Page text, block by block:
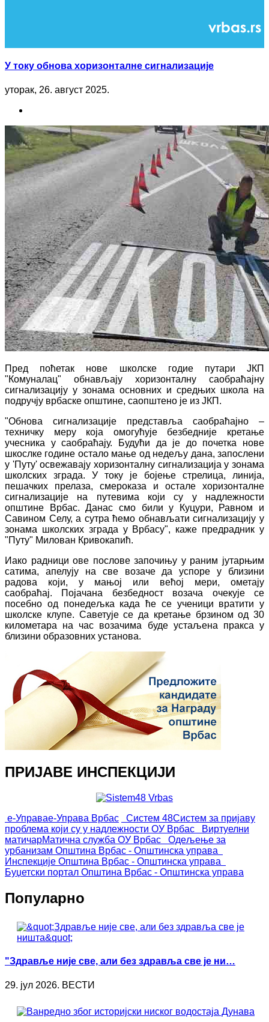
У току обнова хоризонталне сигнализације
уторак, 26. август 2025.
Пред поћетак нове школске годие путари ЈКП
"Комуналац" обнављају хоризонталну саобраћајну
сигнализацију у зонама основних и средњих школа на
подручју врбаске општине, саопштено је из ЈКП.
"Обнова сигнализације представља саобраћајно –
техничку меру која омогућује безбедније кретање
учесника у саобраћају. Будући да је до почетка нове
шкослке године остало мање од недељу дана, запослени
у 'Путу' освежавају хоризонталну сигнализација у зонама
школских зграда. У току је бојење стрелица, линија,
пешачких прелаза, смероказа и остале хоризонталне
сигнализације на путевима који су у надлежности
општине Врбас. Данас смо били у Куцури, Равном и
Савином Селу, а сутра ћемо обнављати сигнализацију у
зонама школских зграда у Врбасу", каже предрадник у
"Путу" Милован Кривокапић.
Иако радници ове послове започињу у раним јутарњим
сатима, апелују на све возаче да успоре у близини
радова који, у мањој или већој мери, ометају
саобраћај. Појачана безбедност возача очекује се
посебно од понедељка када ће се ученици вратити у
школске клупе. Саветује се да кретање брзином од 30
километара на час возачима буде устаљена пракса у
близини образовних установа.
ПРИЈАВЕ ИНСПЕКЦИЈИ
е-Управае-Управа Врбас Систем 48Систем за пријаву
проблема који су у надлежности ОУ Врбас
Виртуелни
матичарМатична служба ОУ Врбас
Одељење за
урбанизам Општина Врбас - Општинска управа
Инспекције Општина Врбас - Општинска управа
Буџетски портал Општина Врбас - Општинска управа
Популарно
"Здравље није све, али без здравља све је ни…
29. јул 2026. ВЕСТИ